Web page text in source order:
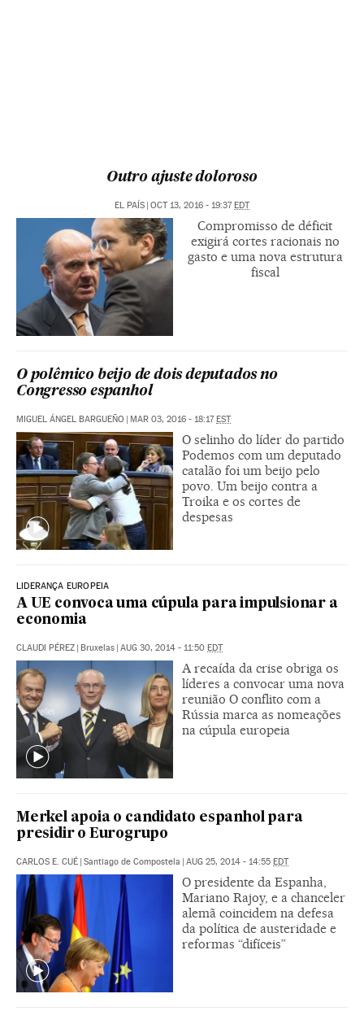
Outro ajuste doloroso
EL PAÍS OCT 13, 2016 - 19:37 EDT
Compromisso de déficit
exigirá cortes racionais no
gasto e uma nova estrutura
fiscal
O polêmico beijo de dois deputados no
Congresso espanhol
MIGUEL ÁNGEL BARGUEÑO MAR 03, 2016 - 18:17 EST
O selinho do líder do partido
Podemos com um deputado
catalão foi um beijo pelo
povo. Um beijo contra a
Troika e os cortes de
despesas
LIDERANÇA EUROPEIA
A UE convoca uma cúpula para impulsionar a
economia
CLAUDI PÉREZ | Bruxelas | AUG 30, 2014 - 11:50 EDT
A recaída da crise obriga os
líderes a convocar uma nova
reunião O conflito com a
Rússia marca as nomeações
na cúpula europeia
Merkel apoia o candidato espanhol para
presidir o Eurogrupo
CARLOS E. CUÉ | Santiago de Compostela | AUG 25, 2014 - 14:55 EDT
O presidente da Espanha,
Mariano Rajoy, e a chanceler
alemã coincidem na defesa
da política de austeridade e
reformas “difíceis”